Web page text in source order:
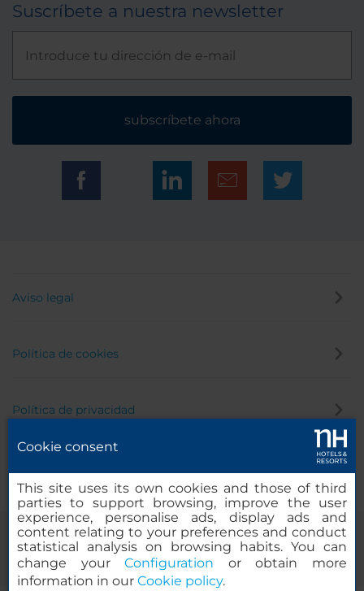
Suscríbete a nuestra newsletter
subscríbete ahora
Aviso legal
Política de cookies
Política de privacidad
Cookie consent
This site uses its own cookies and those of third
parties to support browsing, improve the user
experience, personalise ads, display ads and
content relating to your preferences and conduct
statistical analysis on browsing habits. You can
change yourConfiguration or obtain more
information in our Cookie policy.